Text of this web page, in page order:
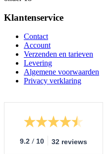
Klantenservice
Contact
Account
Verzenden en tarieven
Levering
Algemene voorwaarden
Privacy verklaring
9.2 / 10 32 reviews